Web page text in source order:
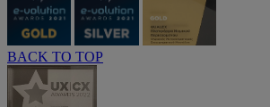
BACK TO TOP